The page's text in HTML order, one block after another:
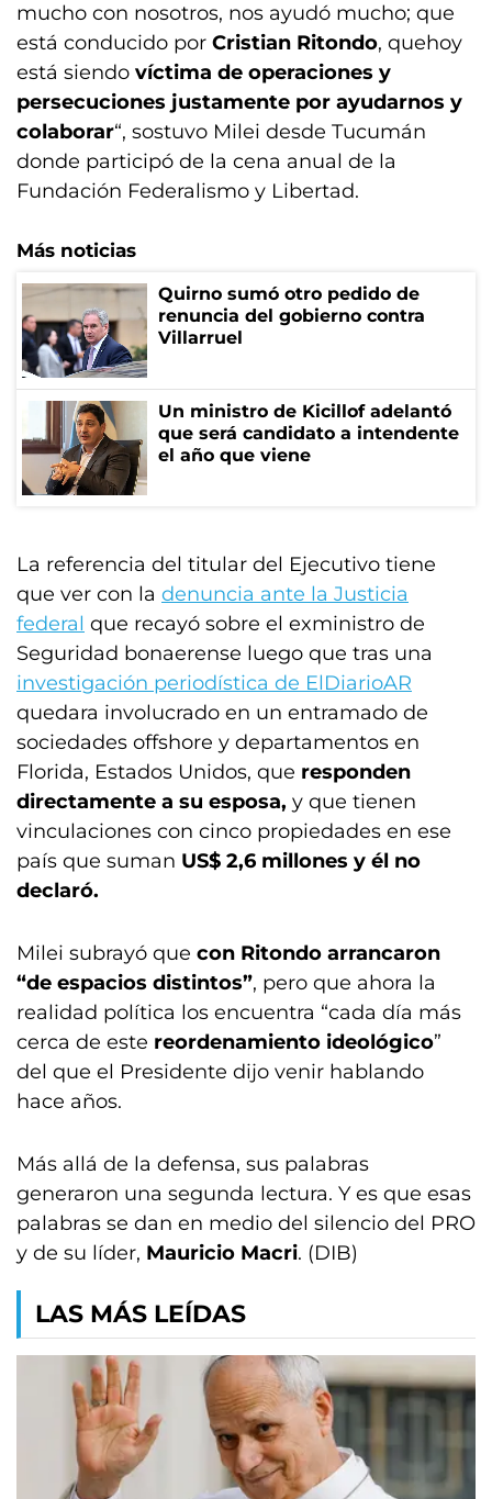
mucho con nosotros, nos ayudó mucho; que
está conducido por Cristian Ritondo, quehoy
está siendo víctima de operaciones y
persecuciones justamente por ayudarnos y
colaborar“, sostuvo Milei desde Tucumán
donde participó de la cena anual de la
Fundación Federalismo y Libertad.
Más noticias
Quirno sumó otro pedido de
renuncia del gobierno contra
Villarruel
Un ministro de Kicillof adelantó
que será candidato a intendente
el año que viene
La referencia del titular del Ejecutivo tiene
que ver con la denuncia ante la Justicia
federal que recayó sobre el exministro de
Seguridad bonaerense luego que tras una
investigación periodística de ElDiarioAR
quedara involucrado en un entramado de
sociedades offshore y departamentos en
Florida, Estados Unidos, que responden
directamente a su esposa, y que tienen
vinculaciones con cinco propiedades en ese
país que suman US$ 2,6 millones y él no
declaró.
Milei subrayó que con Ritondo arrancaron
“de espacios distintos”, pero que ahora la
realidad política los encuentra “cada día más
cerca de este reordenamiento ideológico”
del que el Presidente dijo venir hablando
hace años.
Más allá de la defensa, sus palabras
generaron una segunda lectura. Y es que esas
palabras se dan en medio del silencio del PRO
y de su líder, Mauricio Macri. (DIB)
LAS MÁS LEÍDAS